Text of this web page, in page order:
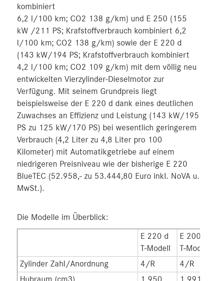
kombiniert
6,2 l/100 km; CO2 138 g/km) und E 250 (155
kW /211 PS; Krafstoffverbrauch kombiniert 6,2
l/100 km; CO2 138 g/km) sowie der E 220 d
(143 kW/194 PS; Krafstoffverbrauch kombiniert
4,2 l/100 km; CO2 109 g/km) mit dem völlig neu
entwickelten Vierzylinder-Dieselmotor zur
Verfügung. Mit seinem Grundpreis liegt
beispielsweise der E 220 d dank eines deutlichen
Zuwachses an Effizienz und Leistung (143 kW/195
PS zu 125 kW/170 PS) bei wesentlich geringerem
Verbrauch (4,2 Liter zu 4,8 Liter pro 100
Kilometer) mit Automatikgetriebe auf einem
niedrigeren Preisniveau wie der bisherige E 220
BlueTEC (52.958,- zu 53.444,80 Euro inkl. NoVA u.
MwSt.).
Die Modelle im Überblick:
E 220 d
T-Modell
E 200
T-Modell
Zylinder Zahl/Anordnung
4/R
4/R